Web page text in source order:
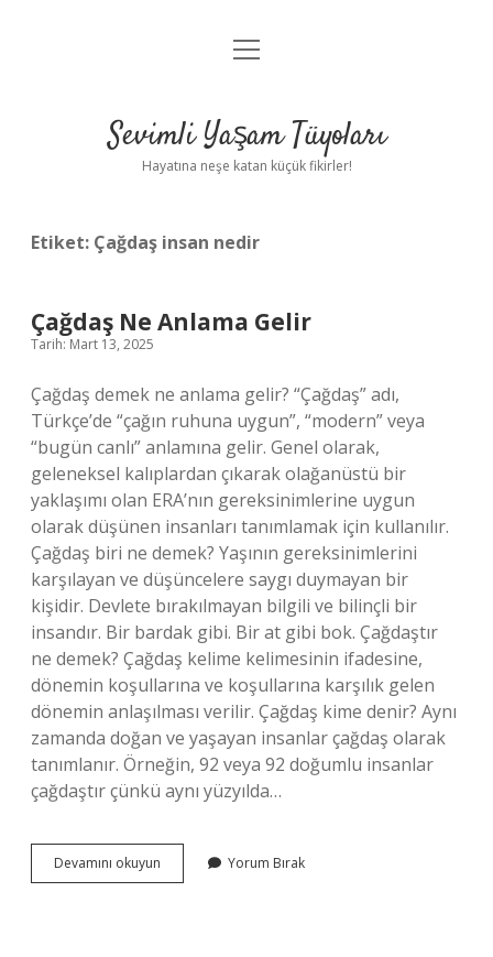
Anasayfa
Yasal Uyarı
menüyü
Sevimli Yaşam Tüyoları
Hayatına neşe katan küçük fikirler!
Etiket: Çağdaş insan nedir
Çağdaş Ne Anlama Gelir
Tarih: Mart 13, 2025
Çağdaş demek ne anlama gelir? “Çağdaş” adı,
Türkçe’de “çağın ruhuna uygun”, “modern” veya
“bugün canlı” anlamına gelir. Genel olarak,
geleneksel kalıplardan çıkarak olağanüstü bir
yaklaşımı olan ERA’nın gereksinimlerine uygun
olarak düşünen insanları tanımlamak için kullanılır.
Çağdaş biri ne demek? Yaşının gereksinimlerini
karşılayan ve düşüncelere saygı duymayan bir
kişidir. Devlete bırakılmayan bilgili ve bilinçli bir
insandır. Bir bardak gibi. Bir at gibi bok. Çağdaştır
ne demek? Çağdaş kelime kelimesinin ifadesine,
dönemin koşullarına ve koşullarına karşılık gelen
dönemin anlaşılması verilir. Çağdaş kime denir? Aynı
zamanda doğan ve yaşayan insanlar çağdaş olarak
tanımlanır. Örneğin, 92 veya 92 doğumlu insanlar
çağdaştır çünkü aynı yüzyılda…
Devamını okuyun
Ne
Yorum Bırak